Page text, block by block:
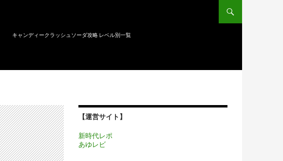
キャンディークラッシュソーダ攻略 レベル別一覧
【運営サイト】
新時代レポ
あゆレビ